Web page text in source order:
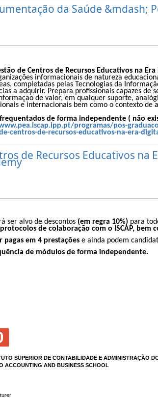
da Saúde &mdash;
de Centros de Recursos Educativos na Era
informacionais de natureza
completadas pelas Tecnologias da
a adquirir. Prepara profissionais capazes
de valor, em qualquer suporte,
e internacionais bem como o contexto de
de forma independente ( não
programas/pos-
centros-de-recursos-educativos-na-era-
de Recursos Educativos na
ser alvo de descontos (em regra 10%) para
protocolos de colaboração com o ISCAP, bem
pagas em 4 prestações e ainda podem
de módulos de forma independente.
SUPERIOR DE CONTABILIDADE E ADMINISTRAÇÃO
ACCOUNTING AND BUSINESS SCHOOL